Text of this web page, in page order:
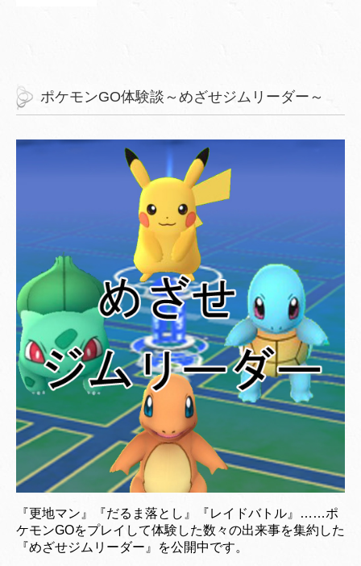
ポケモンGO体験談～めざせジムリーダー～
『更地マン』『だるま落とし』『レイドバトル』……ポ
ケモンGOをプレイして体験した数々の出来事を集約した
『めざせジムリーダー』を公開中です。